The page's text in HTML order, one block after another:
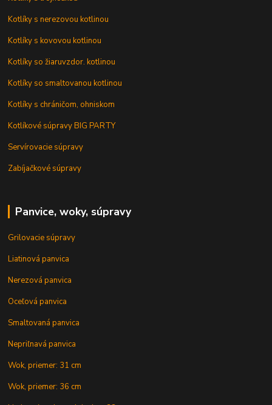
Kotlíky s nerezovou kotlinou
Kotlíky s kovovou kotlinou
Kotlíky so žiaruvzdor. kotlinou
Kotlíky so smaltovanou kotlinou
Kotlíky s chráničom, ohniskom
Kotlíkové súpravy BIG PARTY
Servírovacie súpravy
Zabíjačkové súpravy
Panvice, woky, súpravy
Grilovacie súpravy
Liatinová panvica
Nerezová panvica
Oceľová panvica
Smaltovaná panvica
Nepriľnavá panvica
Wok, priemer: 31 cm
Wok, priemer: 36 cm